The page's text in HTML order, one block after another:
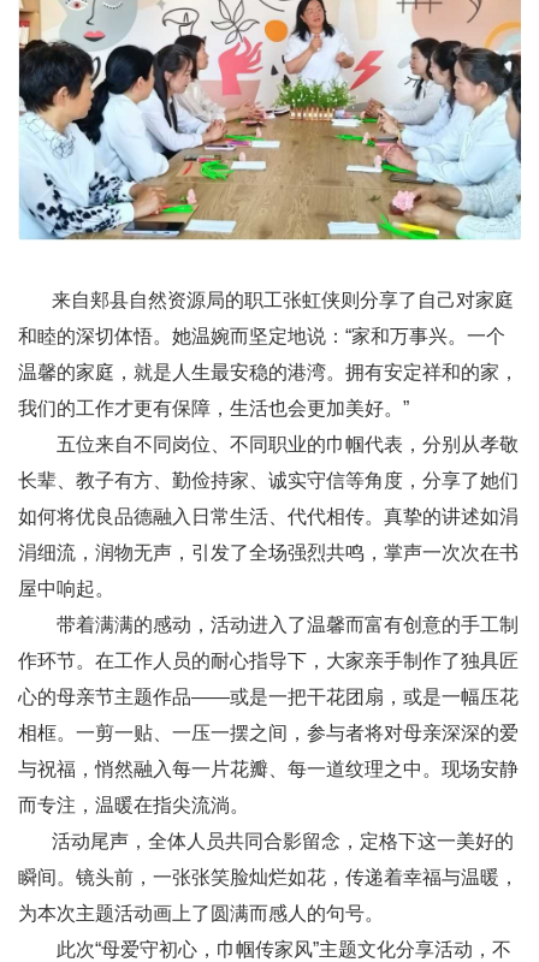
来自郏县自然资源局的职工张虹侠则分享了自己对家庭
和睦的深切体悟。她温婉而坚定地说：“家和万事兴。一个
温馨的家庭，就是人生最安稳的港湾。拥有安定祥和的家，
我们的工作才更有保障，生活也会更加美好。”
五位来自不同岗位、不同职业的巾帼代表，分别从孝敬
长辈、教子有方、勤俭持家、诚实守信等角度，分享了她们
如何将优良品德融入日常生活、代代相传。真挚的讲述如涓
涓细流，润物无声，引发了全场强烈共鸣，掌声一次次在书
屋中响起。
带着满满的感动，活动进入了温馨而富有创意的手工制
作环节。在工作人员的耐心指导下，大家亲手制作了独具匠
心的母亲节主题作品——或是一把干花团扇，或是一幅压花
相框。一剪一贴、一压一摆之间，参与者将对母亲深深的爱
与祝福，悄然融入每一片花瓣、每一道纹理之中。现场安静
而专注，温暖在指尖流淌。
活动尾声，全体人员共同合影留念，定格下这一美好的
瞬间。镜头前，一张张笑脸灿烂如花，传递着幸福与温暖，
为本次主题活动画上了圆满而感人的句号。
此次“母爱守初心，巾帼传家风”主题文化分享活动，不